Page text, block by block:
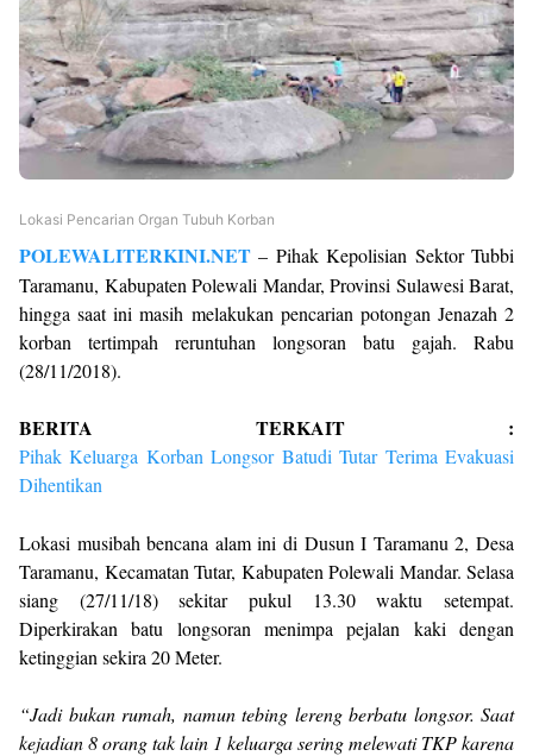
Lokasi Pencarian Organ Tubuh Korban
POLEWALITERKINI.NET – Pihak Kepolisian Sektor Tubbi
Taramanu, Kabupaten Polewali Mandar, Provinsi Sulawesi Barat,
hingga saat ini masih melakukan pencarian potongan Jenazah 2
korban tertimpah reruntuhan longsoran batu gajah. Rabu
(28/11/2018).
BERITA TERKAIT :
Pihak Keluarga Korban Longsor Batudi Tutar Terima Evakuasi
Dihentikan
Lokasi musibah bencana alam ini di Dusun I Taramanu 2, Desa
Taramanu, Kecamatan Tutar, Kabupaten Polewali Mandar. Selasa
siang (27/11/18) sekitar pukul 13.30 waktu setempat.
Diperkirakan batu longsoran menimpa pejalan kaki dengan
ketinggian sekira 20 Meter.
“Jadi bukan rumah, namun tebing lereng berbatu longsor. Saat
kejadian 8 orang tak lain 1 keluarga sering melewati TKP karena